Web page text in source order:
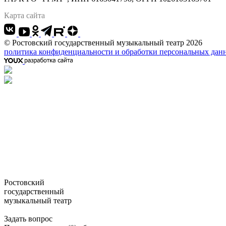
Карта сайта
© Ростовский государственный музыкальный театр 2026
политика конфиденциальности и обработки персональных
Ростовский
государственный
музыкальный театр
Задать вопрос